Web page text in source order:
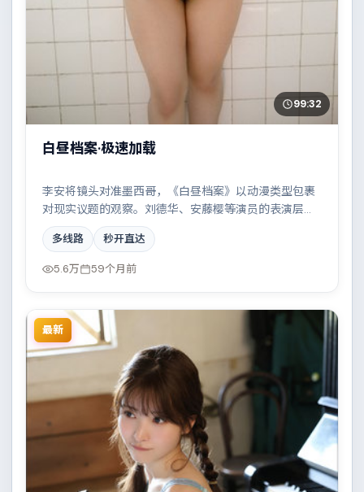
99:32
白昼档案·极速加载
李安将镜头对准墨西哥，《白昼档案》以动漫类型包裹
对现实议题的观察。刘德华、安藤樱等演员的表演层次
丰富，都市霓虹下的人性试炼与自我救赎。全片在类型
元素与人文关怀之间取得平衡。
多线路 秒开直达
5.6万 59个月前
最新